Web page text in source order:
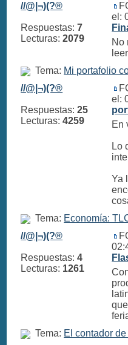
//@|¬)(?®
Respuestas:7
Lecturas:2079
el:
No
Tema: Mi portafolio
//@|¬)(?®
Respuestas:25
Lecturas:4259
el:
En
Lo
Ya
Tema: Economía:
//@|¬)(?®
Respuestas:4
Lecturas: 1261
Tema: El contador